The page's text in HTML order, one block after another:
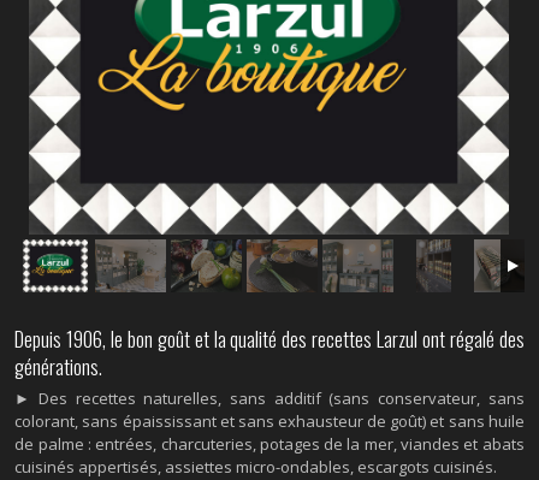
Depuis 1906, le bon goût et la qualité des recettes Larzul ont régalé des
générations.
► Des recettes naturelles, sans additif (sans conservateur, sans
colorant, sans épaississant et sans exhausteur de goût) et sans huile
de palme : entrées, charcuteries, potages de la mer, viandes et abats
cuisinés appertisés, assiettes micro-ondables, escargots cuisinés.